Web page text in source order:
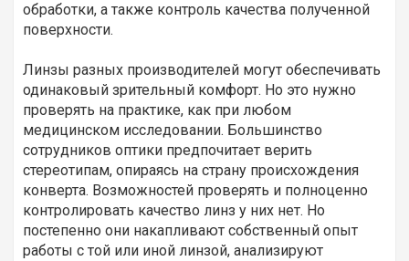
обработки, а также контроль качества полученной
поверхности.
Линзы разных производителей могут обеспечивать
одинаковый зрительный комфорт. Но это нужно
проверять на практике, как при любом
медицинском исследовании. Большинство
сотрудников оптики предпочитает верить
стереотипам, опираясь на страну происхождения
конверта. Возможностей проверять и полноценно
контролировать качество линз у них нет. Но
постепенно они накапливают собственный опыт
работы с той или иной линзой, анализируют